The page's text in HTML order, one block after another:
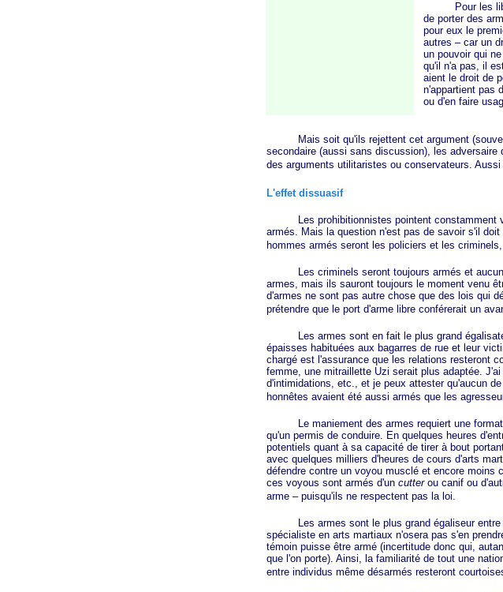
Pour les
de porter des
pour eux le
autres – car un
un pouvoir qui
qu'il n'a pas, il
aient le droit de
n'appartient pas
ou d'en faire
Mais soit qu'ils rejettent cet argument
secondaire (aussi sans discussion), les adversaire
des arguments utilitaristes ou conservateurs.
L'effet dissuasif
Les prohibitionnistes pointent constamment
armés. Mais la question n'est pas de savoir s'il
hommes armés seront les policiers et les
Les criminels seront toujours armés et aucune
armes, mais ils sauront toujours le moment venu
d'armes ne sont pas autre chose que des lois qui
prétendre que le port d'arme libre conférerait un
Les armes sont en fait le plus grand
épaisses habituées aux bagarres de rue et leur
chargé est l'assurance que les relations resteront
femme, une mitraillette Uzi serait plus adaptée.
d'intimidations, etc., et je peux attester qu'aucun
honnêtes avaient été aussi armés que les
Le maniement des armes requiert une
qu'un permis de conduire. En quelques heures
potentiels quant à sa capacité de tirer à bout
avec quelques milliers d'heures de cours d'arts
défendre contre un voyou musclé et encore moins
ces voyous sont armés d'un cutter ou canif ou
arme – puisqu'ils ne respectent pas la loi.
Les armes sont le plus grand égaliseur entre
spécialiste en arts martiaux n'osera pas s'en
témoin puisse être armé (incertitude donc qui,
que l'on porte). Ainsi, la familiarité de tout une
entre individus même désarmés resteront